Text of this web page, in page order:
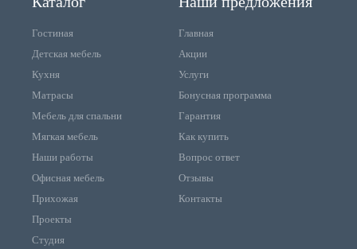
Гостиная
Детская мебель
Кухня
Матрасы
Мебель для спальни
Мягкая мебель
Наши работы
Офисная мебель
Прихожая
Проекты
Студия
Главная
Акции
Услуги
Бонусная программа
Гарантия
Как купить
Вопрос ответ
Отзывы
Контакты